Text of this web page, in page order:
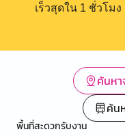
เร็วสุดใน 1 ชั่วโม
ค้นห
ค้น
พื้นที่สะดวกรับงาน